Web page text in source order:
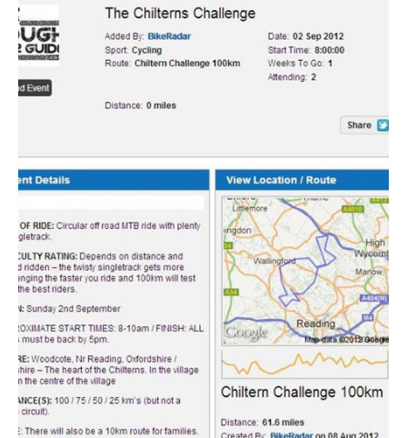
Actualités
Technologies
Tests de produits
Conseils